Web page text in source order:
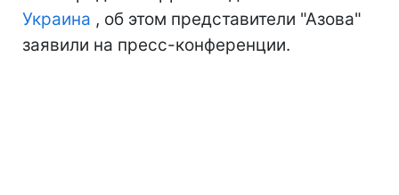
Украина , об этом представители "Азова"
заявили на пресс-конференции.